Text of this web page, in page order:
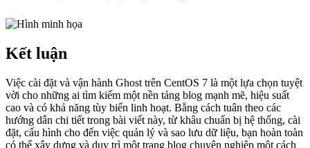
Kết luận
Việc cài đặt và vận hành Ghost trên CentOS 7 là một lựa chọn tuyệt
vời cho những ai tìm kiếm một nền tảng blog mạnh mẽ, hiệu suất
cao và có khả năng tùy biến linh hoạt. Bằng cách tuân theo các
hướng dẫn chi tiết trong bài viết này, từ khâu chuẩn bị hệ thống, cài
đặt, cấu hình cho đến việc quản lý và sao lưu dữ liệu, bạn hoàn toàn
có thể xây dựng và duy trì một trang blog chuyên nghiệp một cách